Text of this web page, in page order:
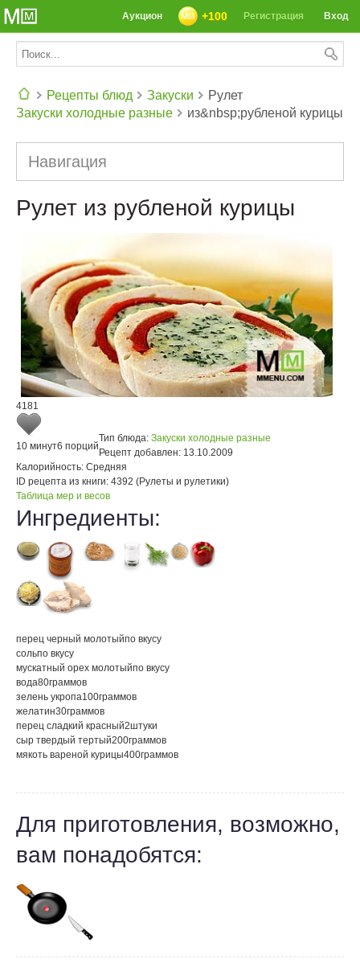
Вход
Регистрация
+100
Аукцион
Рецепты блюд
Закуски
Закуски холодные разные
Рулет
из&nbsp;рубленой курицы
Навигация
Рулет из рубленой курицы
4181
10 минут6 порций
Тип блюда: Закуски холодные разные
Рецепт добавлен: 13.10.2009
Калорийность: Средняя
ID рецепта из книги: 4392 (Рулеты и рулетики)
Таблица мер и весов
Ингредиенты:
перец черный молотыйпо вкусу
сольпо вкусу
мускатный орех молотыйпо вкусу
вода80граммов
зелень укропа100граммов
желатин30граммов
перец сладкий красный2штуки
сыр твердый тертый200граммов
мякоть вареной курицы400граммов
Для приготовления, возможно,
вам понадобятся: